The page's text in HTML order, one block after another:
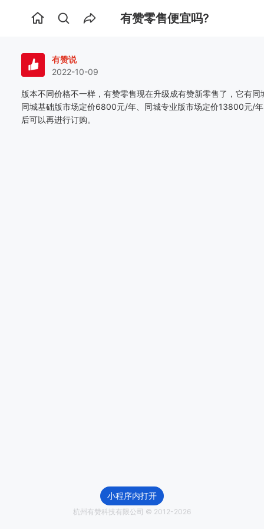
首
有赞零售便宜吗?
有赞说
2022-10-09
版本不同价格不一样，有赞零售现在升级成有赞新零售了，它有
同城基础版市场定价6800元/年、同城专业版市场定价13800元/
后可以再进行订购。
小程序内打开
杭州有赞科技有限公司 © 2012-2026